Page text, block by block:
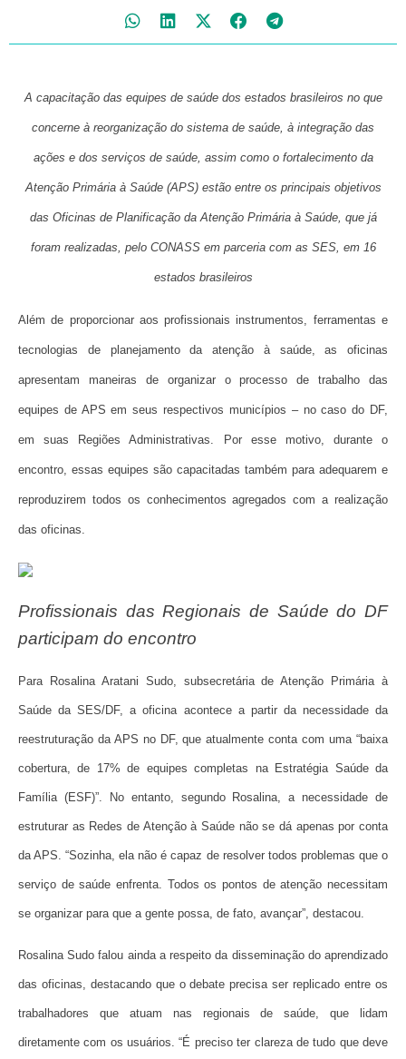
A capacitação das equipes de saúde dos estados brasileiros no que
concerne à reorganização do sistema de saúde, à integração das
ações e dos serviços de saúde, assim como o fortalecimento da
Atenção Primária à Saúde (APS) estão entre os principais objetivos
das Oficinas de Planificação da Atenção Primária à Saúde, que já
foram realizadas, pelo CONASS em parceria com as SES, em 16
estados brasileiros
Além de proporcionar aos profissionais instrumentos, ferramentas e
tecnologias de planejamento da atenção à saúde, as oficinas
apresentam maneiras de organizar o processo de trabalho das
equipes de APS em seus respectivos municípios – no caso do DF,
em suas Regiões Administrativas. Por esse motivo, durante o
encontro, essas equipes são capacitadas também para adequarem e
reproduzirem todos os conhecimentos agregados com a realização
das oficinas.
Profissionais das Regionais de Saúde do DF
participam do encontro
Para Rosalina Aratani Sudo, subsecretária de Atenção Primária à
Saúde da SES/DF, a oficina acontece a partir da necessidade da
reestruturação da APS no DF, que atualmente conta com uma “baixa
cobertura, de 17% de equipes completas na Estratégia Saúde da
Família (ESF)”. No entanto, segundo Rosalina, a necessidade de
estruturar as Redes de Atenção à Saúde não se dá apenas por conta
da APS. “Sozinha, ela não é capaz de resolver todos problemas que o
serviço de saúde enfrenta. Todos os pontos de atenção necessitam
se organizar para que a gente possa, de fato, avançar”, destacou.
Rosalina Sudo falou ainda a respeito da disseminação do aprendizado
das oficinas, destacando que o debate precisa ser replicado entre os
trabalhadores que atuam nas regionais de saúde, que lidam
diretamente com os usuários. “É preciso ter clareza de tudo que deve